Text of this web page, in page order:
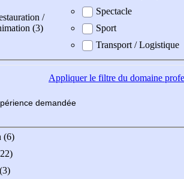
/
(3)
Spectacle
Sport
Transport / Logistique
Appliquerle filtre du domaine
demandée
(6)